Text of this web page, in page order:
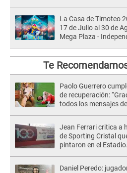
La Casa de Timoteo
17 de Julio al 30 de
Mega Plaza -
Te
Paolo Guerrero
de recuperación:
todos los mensajes
Jean Ferrari critica a
de Sporting Cristal
pintaron en el Estadio
Daniel Peredo: